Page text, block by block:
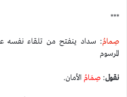
***
صِمامُ: سداد ينفتح من تلقاء نفسه
المرسوم
نقول: صِمَامُ الأمان.